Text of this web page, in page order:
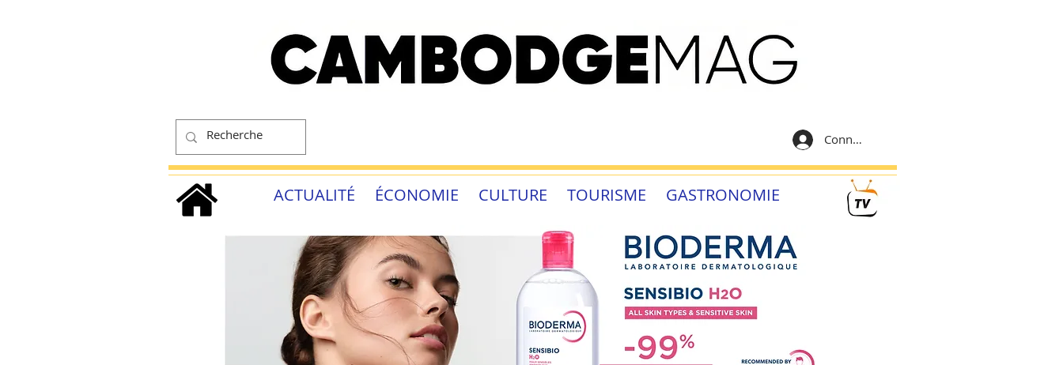
Connexion
ACTUALITÉ ÉCONOMIE CULTURE TOURISME GASTRONOMIE